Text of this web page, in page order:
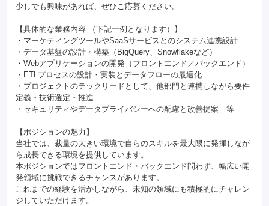
少しでも興味があれば、ぜひご応募ください。
【具体的な業務内容 （下記一例となります）】
・マーケティングツールやSaaSサービスとのシステム連携設計
・データ基盤の設計・構築（BigQuery、Snowflakeなど）
・Webアプリケーションの開発（フロントエンド／バックエンド）
・ETLプロセスの設計・実装とデータフローの最適化
・プロジェクトのテックリードとして、他部門と連携しながら要件
定義・技術選定・推進
・セキュリティやデータプライバシーへの配慮と改善提案 等
【ポジションの魅力】
当社では、裁量の大きい環境で自らのスキルを最大限に発揮しなが
ら成長できる環境を提供しています。
本ポジションではフロントエンド・バックエンド問わず、幅広い開
発領域に挑戦できるチャンスがあります。
これまでの経験を活かしながら、未知の領域にも積極的にチャレン
ジしていただけます。